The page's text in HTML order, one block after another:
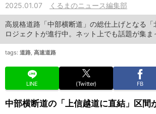
2025.01.07 くるまのニュース編集部
高規格道路「中部横断道」の総仕上げとなる
ロジェクトが進行中。ネット上でも話題が集ま
tags: 道路, 高速道路
LINE (Twitter) FB
中部横断道の「上信越道に直結」区間